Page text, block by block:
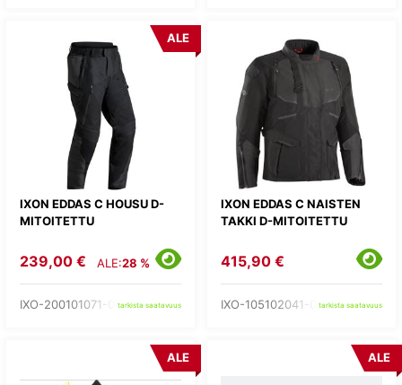
IXON EDDAS C HOUSU D-
MITOITETTU
ALE
239,00 € ALE:28 %
IXO-200101071-03-tarkista saatavuus
IXON EDDAS C NAISTEN
TAKKI D-MITOITETTU
415,90 €
IXO-105102041-03-tarkista saatavuus
ALE ALE